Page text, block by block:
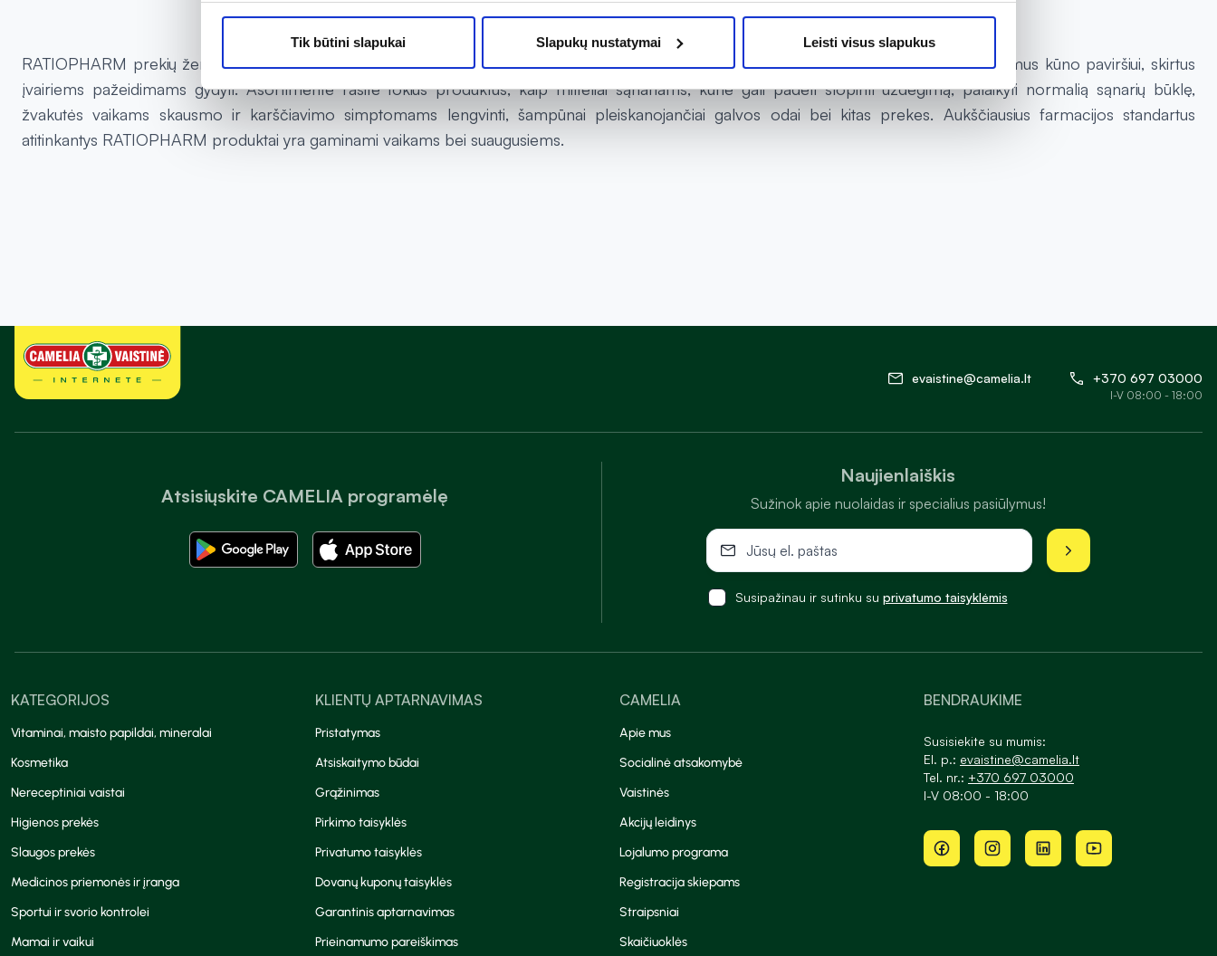
Tik būtini slapukai Slapukų nustatymai Leisti visus slapukus
RATIOPHARM prekių ženklas siūlo platų produktų asortimentą skausmui ir uždegimams malšinti, taip pat galvos odos šampūnus bei kremus kūno paviršiui, skirtus
įvairiems pažeidimams gydyti. Asortimente rasite tokius produktus, kaip milteliai sąnariams, kurie gali padėti slopinti uždegimą, palaikyti normalią sąnarių būklę,
žvakutės vaikams skausmo ir karščiavimo simptomams lengvinti, šampūnai pleiskanojančiai galvos odai bei kitas prekes. Aukščiausius farmacijos standartus
atitinkantys RATIOPHARM produktai yra gaminami vaikams bei suaugusiems.
Atsisiųskite CAMELIA programėlę
Naujienlaiškis
Sužinok apie nuolaidas ir specialius pasiūlymus!
Susipažinau ir sutinku su privatumo taisyklėmis
evaistine@camelia.lt +370 697 03000
I-V 08:00 - 18:00
KATEGORIJOS
Vitaminai, maisto papildai, mineralai
Kosmetika
Nereceptiniai vaistai
Higienos prekės
Slaugos prekės
Medicinos priemonės ir įranga
Sportui ir svorio kontrolei
Mamai ir vaikui
KLIENTŲ APTARNAVIMAS
Pristatymas
Atsiskaitymo būdai
Grąžinimas
Pirkimo taisyklės
Privatumo taisyklės
Dovanų kuponų taisyklės
Garantinis aptarnavimas
Prieinamumo pareiškimas
CAMELIA
Apie mus
Socialinė atsakomybė
Vaistinės
Akcijų leidinys
Lojalumo programa
Registracija skiepams
Straipsniai
Skaičiuoklės
BENDRAUKIME
Susisiekite su mumis:
El. p.: evaistine@camelia.lt
Tel. nr.: +370 697 03000
I-V 08:00 - 18:00